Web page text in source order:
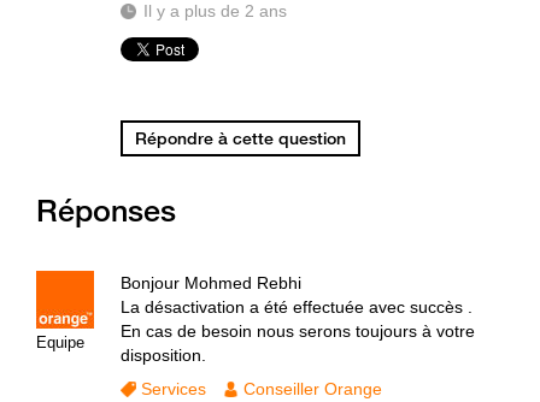
Il y a plus de 2 ans
Répondre à cette question
Réponses
Equipe
Bonjour Mohmed Rebhi
La désactivation a été effectuée avec succès .
En cas de besoin nous serons toujours à votre
disposition.
Services
Conseiller Orange